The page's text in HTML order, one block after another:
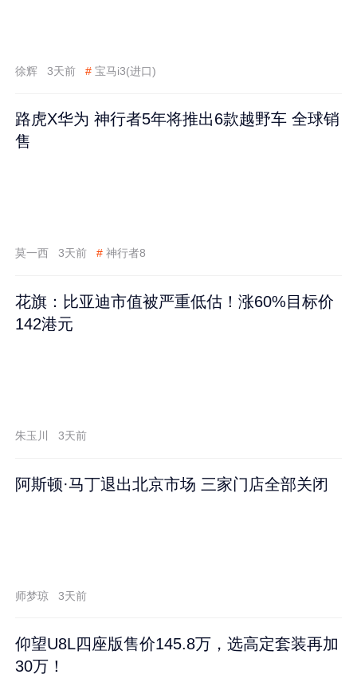
徐辉 3天前 # 宝马i3(进口)
路虎X华为 神行者5年将推出6款越野车 全球销
售
莫一西 3天前 # 神行者8
花旗：比亚迪市值被严重低估！涨60%目标价
142港元
朱玉川 3天前
阿斯顿·马丁退出北京市场 三家门店全部关闭
师梦琼 3天前
仰望U8L四座版售价145.8万，选高定套装再加
30万！